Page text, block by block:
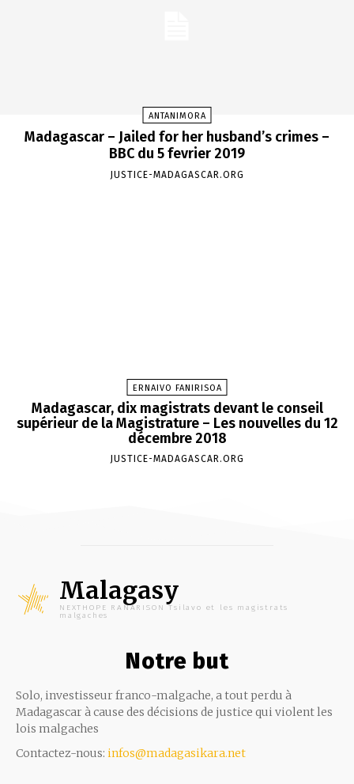
ANTANIMORA
Madagascar – Jailed for her husband’s crimes –
BBC du 5 fevrier 2019
JUSTICE-MADAGASCAR.ORG
ERNAIVO FANIRISOA
Madagascar, dix magistrats devant le conseil
supérieur de la Magistrature – Les nouvelles du 12
décembre 2018
JUSTICE-MADAGASCAR.ORG
Malagasy
NEXTHOPE RANARISON Tsilavo et les magistrats
malgaches
Notre but
Solo, investisseur franco-malgache, a tout perdu à
Madagascar à cause des décisions de justice qui violent les
lois malgaches
Contactez-nous: infos@madagasikara.net